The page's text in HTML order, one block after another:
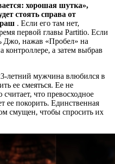
хорошая шутка»,
стоять справа от
. Если его там нет,
первой главы Partitio. Если
Джо, нажав «Пробел» на
контроллере, а затем выбрав
летний мужчина влюбился в
ее смеяться. Ее не
что превосходное
ее покорить. Единственная
смущен, чтобы спросить их